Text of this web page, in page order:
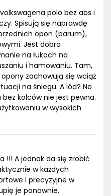
polo bez abs i
Spisują się naprawdę
opon (barum),
Jest dobra
na łukach na
i hamowaniu. Tam,
zachowują się wciąż
na śniegu. A lód? No
kolców nie jest pewna.
w wysokich
!!! A jednak da się zrobić
w każdych
i precyzyjne w
je ponownie.